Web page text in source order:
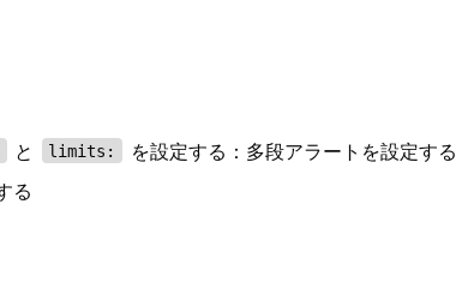
と limits:
を設定する：多段アラートを設定する
る